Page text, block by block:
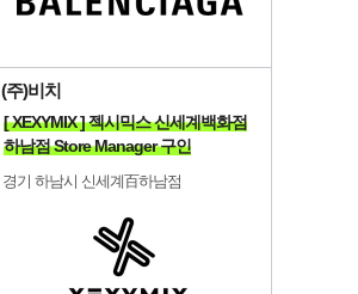
(주)비치
[ XEXYMIX ] 젝시믹스 신세계백화점
하남점 Store Manager 구인
경기 하남시 신세계百하남점